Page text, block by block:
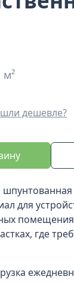
м²
дешевле?
для
где